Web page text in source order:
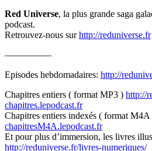
Red Universe, la plus grande saga
podcast.
Retrouvez-nous surhttp://reduniverse.fr
—————
Episodes hebdomadaires: http://
Chapitres entiers ( format MP3 ) http://
chapitres.lepodcast.fr
Chapitres entiers indexés ( format M4A
chapitresM4A.lepodcast.fr
Et pour plus d’immersion, les livres
http://reduniverse.fr/livres-numeriques/